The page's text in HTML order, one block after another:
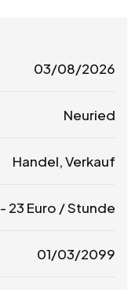
03/08/2026
Neuried
Handel, Verkauf
- 23 Euro / Stunde
01/03/2099